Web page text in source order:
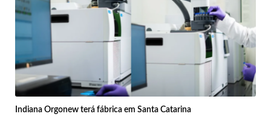
Indiana Orgonew terá fábrica em Santa Catarina